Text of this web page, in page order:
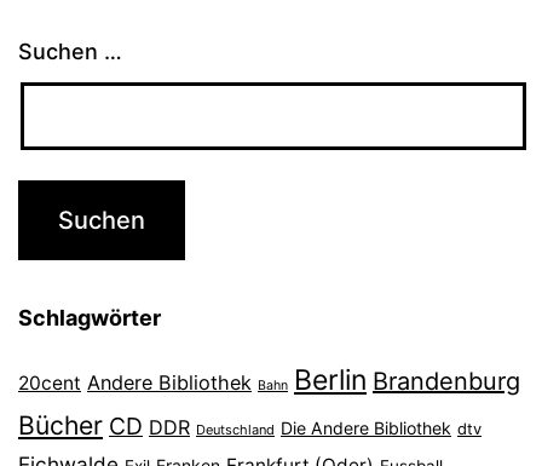
Suchen …
Schlagwörter
20cent Andere Bibliothek Bahn Berlin Brandenburg
Bücher CD DDR Deutschland Die Andere Bibliothek dtv